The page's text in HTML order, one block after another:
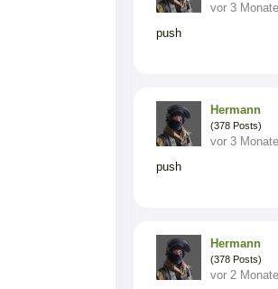
vor 3
push
Hermann
(378 Posts)
vor 3
push
Hermann
(378 Posts)
vor 2